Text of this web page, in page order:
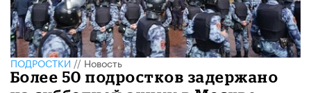
ПОДРОСТКИ//Новость
Более 50 подростков задержано